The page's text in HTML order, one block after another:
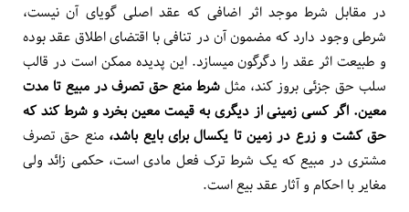
در مقابل شرط موجد اثر اضافی که عقد اصلی گویای آن نیست،
شرطی وجود دارد که مضمون آن در تنافی با اقتضای اطلاق عقد بوده
و طبیعت اثر عقد را دگرگون می­سازد. این پدیده ممکن است در قالب
سلب حق جزئی بروز کند، مثلشرط منع حق تصرف در مبیع تا مدت
معین. اگر کسی زمینی از دیگری به قیمت معین بخرد و شرط کند که
حق کشت و زرع در زمین تا یک­سال برای بایع باشد، منع حق تصرف
مشتری در مبیع که یک شرط ترک فعل مادی است، حکمی زائد ولی
مغایر با احکام و آثار عقد بیع است.